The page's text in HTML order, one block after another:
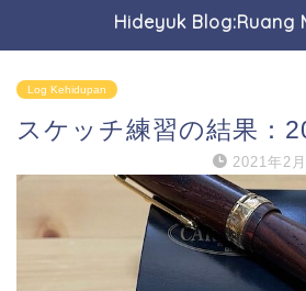
Hideyuk Blog:Ruang
Log Kehidupan
スケッチ練習の結果：
2021年2